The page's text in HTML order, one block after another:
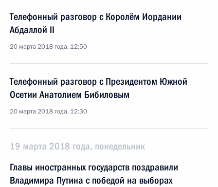
Телефонный разговор с Королём Иордании
Абдаллой II
20 марта 2018 года, 12:50
Телефонный разговор с Президентом Южной
Осетии Анатолием Бибиловым
20 марта 2018 года, 12:30
19 марта 2018 года, понедельник
Главы иностранных государств поздравили
Владимира Путина с победой на выборах